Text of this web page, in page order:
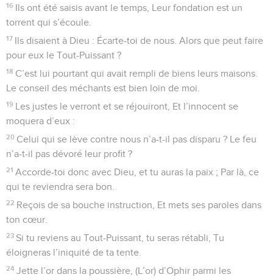
16 Ils ont été saisis avant le temps, Leur fondation est un
torrent qui s’écoule.
17 Ils disaient à Dieu : Écarte-toi de nous. Alors que peut faire
pour eux le Tout-Puissant ?
18 C’est lui pourtant qui avait rempli de biens leurs maisons.
Le conseil des méchants est bien loin de moi.
19 Les justes le verront et se réjouiront, Et l’innocent se
moquera d’eux :
20 Celui qui se lève contre nous n’a-t-il pas disparu ? Le feu
n’a-t-il pas dévoré leur profit ?
21 Accorde-toi donc avec Dieu, et tu auras la paix ; Par là, ce
qui te reviendra sera bon.
22 Reçois de sa bouche instruction, Et mets ses paroles dans
ton cœur.
23 Si tu reviens au Tout-Puissant, tu seras rétabli, Tu
éloigneras l’iniquité de ta tente.
24 Jette l’or dans la poussière, (L’or) d’Ophir parmi les